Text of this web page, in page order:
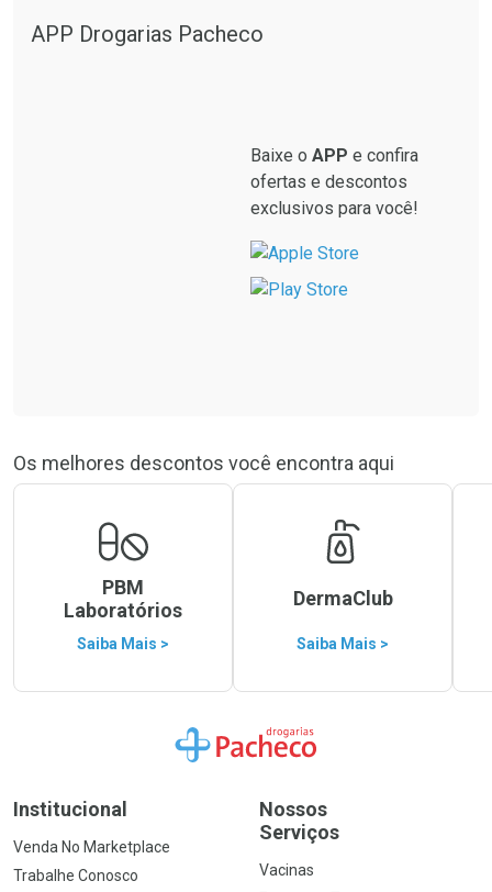
APP Drogarias Pacheco
ofertas e descontos
exclusivos para você!
PBM
Laboratórios
Saiba Mais >
Trabalhe Conosco
Ouvidoria
Serviços
Vacinas
Exames e Testes